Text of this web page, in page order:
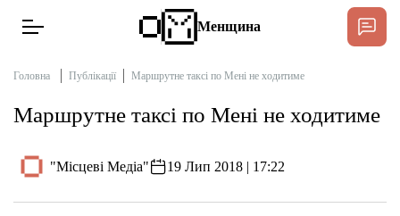
Менщина
Головна Публікації Маршрутне таксі по Мені не ходитиме
Маршрутне таксі по Мені не ходитиме
"Місцеві Медіа" 19 Лип 2018 | 17:22